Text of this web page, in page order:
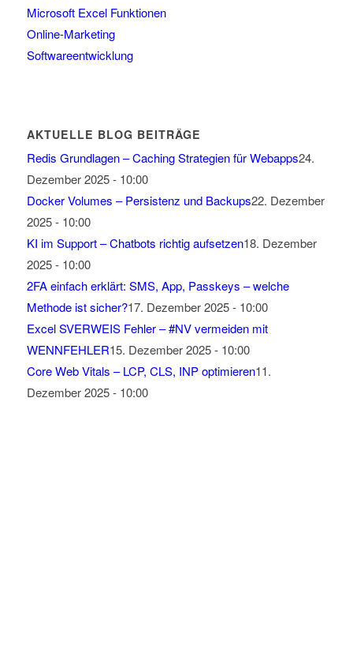
Microsoft Excel Funktionen
Online-Marketing
Softwareentwicklung
AKTUELLE BLOG BEITRÄGE
Redis Grundlagen – Caching Strategien für Webapps24.
Dezember 2025 - 10:00
Docker Volumes – Persistenz und Backups22. Dezember
2025 - 10:00
KI im Support – Chatbots richtig aufsetzen18. Dezember
2025 - 10:00
2FA einfach erklärt: SMS, App, Passkeys – welche
Methode ist sicher?17. Dezember 2025 - 10:00
Excel SVERWEIS Fehler – #NV vermeiden mit
WENNFEHLER15. Dezember 2025 - 10:00
Core Web Vitals – LCP, CLS, INP optimieren11.
Dezember 2025 - 10:00